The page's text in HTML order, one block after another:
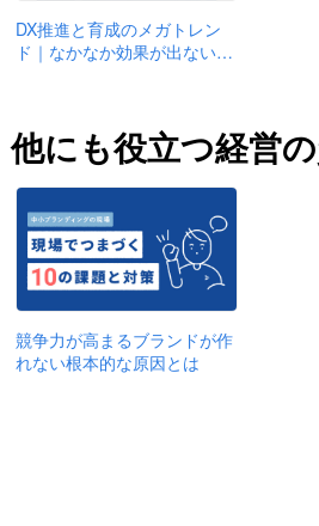
DX推進と育成のメガトレン
ド｜なかなか効果が出ない…
他にも役立つ経営
競争力が高まるブランドが作
れない根本的な原因とは